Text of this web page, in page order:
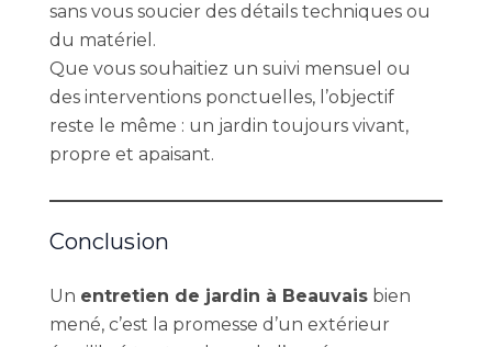
sans vous soucier des détails techniques ou
du matériel.
Que vous souhaitiez un suivi mensuel ou
des interventions ponctuelles, l’objectif
reste le même : un jardin toujours vivant,
propre et apaisant.
Conclusion
Un entretien de jardin à Beauvais bien
mené, c’est la promesse d’un extérieur